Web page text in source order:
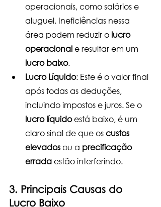
operacionais, como salários e
aluguel. Ineficiências nessa
área podem reduzir o lucro
operacional e resultar em um
lucro baixo.
Lucro Líquido: Este é o valor final
após todas as deduções,
incluindo impostos e juros. Se o
lucro líquido está baixo, é um
claro sinal de que os custos
elevados ou a precificação
errada estão interferindo.
3. Principais Causas do
Lucro Baixo